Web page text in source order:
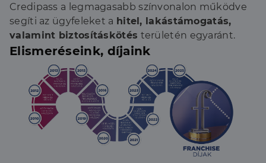
Credipass a legmagasabb színvonalon működve
segíti az ügyfeleket a hitel, lakástámogatás,
valamint biztosításkötés területén egyaránt.
Elismeréseink, díjaink